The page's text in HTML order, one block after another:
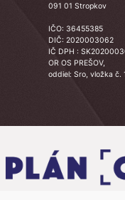
091 01 Stropkov
IČO: 36455385
DIČ: 2020003062
IČ DPH :
OR OS PREŠOV,
oddiel: Sro, vložka č.